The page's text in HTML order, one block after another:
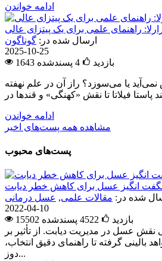
ادامه خواندن
راهنمای علمی برای یک پیتزای عالی
ارسال شده در: گوناگون
2025-10-25
1643 بازدید
4 پسندشده
یا می‌سوزد؟ راز آن در علم نهفته
ادامه خواندن
مشاهده همه پست‌های اخیر
پست‌های محبوب
انگیز عسل برای کاهش خطر دیابت
شده در: مقالات علمی, عسل درمانی
2022-04-10
15502 بازدید
4522 پسندشده
عسل در مدیریت دیابت. از تأثیر بر
بالینی گرفته تا راهنمای دقیق انتخاب،
دوز...